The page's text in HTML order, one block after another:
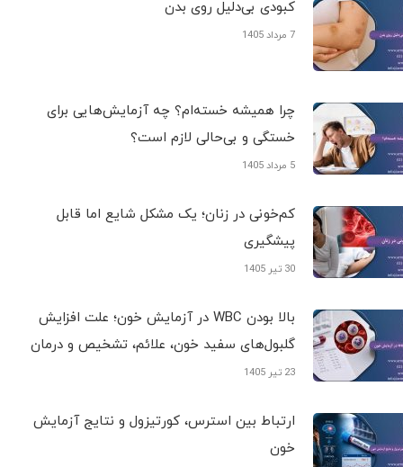
کبودی‌ بی‌دلیل روی بدن
7 مرداد 1405
چرا همیشه خسته‌ام؟ چه آزمایش‌هایی برای
خستگی و بی‌حالی لازم است؟
5 مرداد 1405
کم‌خونی در زنان؛ یک مشکل شایع اما قابل
پیشگیری
30 تیر 1405
بالا بودن WBC در آزمایش خون؛ علت افزایش
گلبول‌های سفید خون، علائم، تشخیص و درمان
23 تیر 1405
ارتباط بین استرس، کورتیزول و نتایج آزمایش
خون